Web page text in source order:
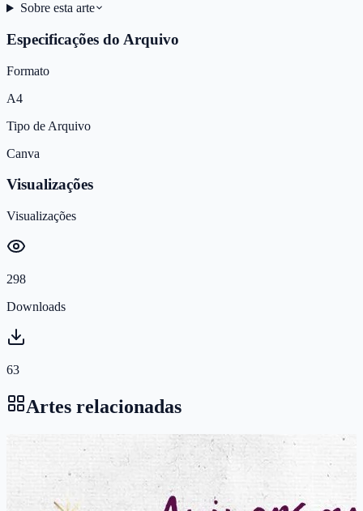
Sobre esta arte
Especificações do Arquivo
Formato
A4
Tipo de Arquivo
Canva
Visualizações
Visualizações
298
Downloads
63
Artes relacionadas